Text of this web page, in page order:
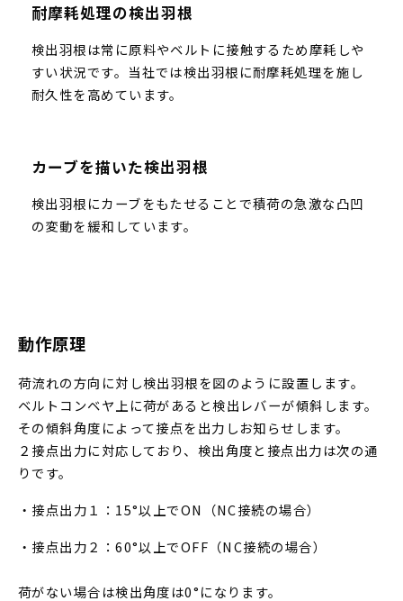
耐摩耗処理の検出羽根
検出羽根は常に原料やベルトに接触するため摩耗しや
すい状況です。当社では検出羽根に耐摩耗処理を施し
耐久性を高めています。
カーブを描いた検出羽根
検出羽根にカーブをもたせることで積荷の急激な凸凹
の変動を緩和しています。
動作原理
荷流れの方向に対し検出羽根を図のように設置します。
ベルトコンベヤ上に荷があると検出レバーが傾斜します。
その傾斜角度によって接点を出力しお知らせします。
２接点出力に対応しており、検出角度と接点出力は次の通
りです。
・接点出力１：15°以上でON（NC接続の場合）
・接点出力２：60°以上でOFF（NC接続の場合）
荷がない場合は検出角度は0°になります。